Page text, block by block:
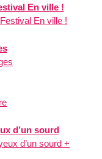
En ville !
En ville !
d’un sourd
d’un sourd +